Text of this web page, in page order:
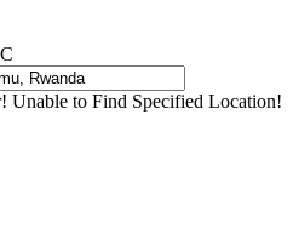
Unable to Find Specified Location!